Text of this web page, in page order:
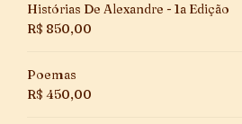
Histórias De Alexandre - 1a Edição
R$ 850,00
Poemas
R$ 450,00